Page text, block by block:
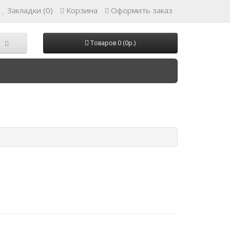
Закладки (0) Корзина Оформить заказ
Товаров 0 (0р.)